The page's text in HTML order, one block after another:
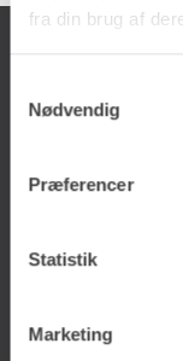
fra din brug af
Nødvendig
Præferencer
Statistik
Marketing
Valseholmen 14
Tlf. +45 70206242
KONTAKT OS